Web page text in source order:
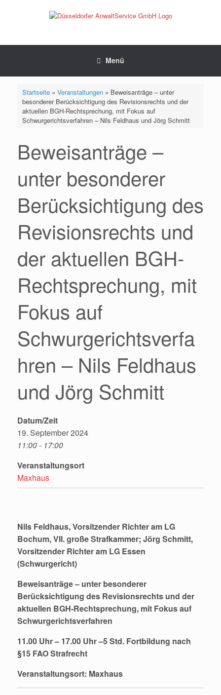
Menü
Startseite» Veranstaltungen» Beweisanträge – unter
besonderer Berücksichtigung des Revisionsrechts und der
aktuellen BGH-Rechtsprechung, mit Fokus auf
Schwurgerichtsverfahren – Nils Feldhaus und Jörg Schmitt
Beweisanträge –
unter besonderer
Berücksichtigung des
Revisionsrechts und
der aktuellen BGH-
Rechtsprechung, mit
Fokus auf
Schwurgerichtsverfa
hren – Nils Feldhaus
und Jörg Schmitt
Datum/Zeit
19. September 2024
11:00 - 17:00
Veranstaltungsort
Maxhaus
Nils Feldhaus, Vorsitzender Richter am LG
Bochum, VII. große Strafkammer; Jörg Schmitt,
Vorsitzender Richter am LG Essen
(Schwurgericht)
Beweisanträge – unter besonderer
Berücksichtigung des Revisionsrechts und der
aktuellen BGH-Rechtsprechung, mit Fokus auf
Schwurgerichtsverfahren
11.00 Uhr – 17.00 Uhr –5 Std. Fortbildung nach
§15 FAOStrafrecht
Veranstaltungsort: Maxhaus